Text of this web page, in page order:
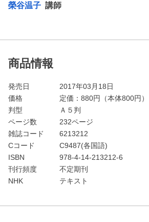
榮谷温子 講師
商品情報
発売日
2017年03月18日
価格
定価： 880円（本体800円）
判型
Ａ５判
ページ数
232ページ
雑誌コード
6213212
Cコード
C9487(各国語)
ISBN
978-4-14-213212-6
刊行頻度
不定期刊
NHK
テキスト